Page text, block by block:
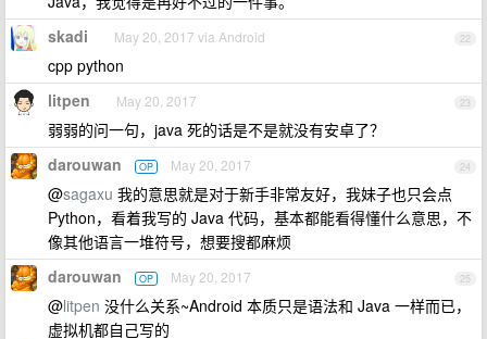
22
skadi May 20, 2017 via Android
cpp python
23
litpen May 20, 2017
弱弱的问一句，java 死的话是不是就没有安卓了？
24
darouwan OP May 20, 2017
@sagaxu 我的意思就是对于新手非常友好，我妹子也只会点
Python，看着我写的 Java 代码，基本都能看得懂什么意思，不
像其他语言一堆符号，想要搜都麻烦
25
darouwan OP May 20, 2017
@litpen 没什么关系~Android 本质只是语法和 Java 一样而已，
虚拟机都自己写的